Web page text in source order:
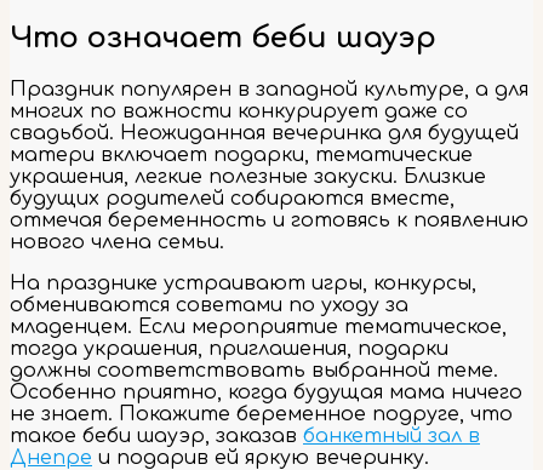
Что означает беби шауэр
Праздник популярен в западной культуре, а для
многих по важности конкурирует даже со
свадьбой. Неожиданная вечеринка для будущей
матери включает подарки, тематические
украшения, легкие полезные закуски. Близкие
будущих родителей собираются вместе,
отмечая беременность и готовясь к появлению
нового члена семьи.
На празднике устраивают игры, конкурсы,
обмениваются советами по уходу за
младенцем. Если мероприятие тематическое,
тогда украшения, приглашения, подарки
должны соответствовать выбранной теме.
Особенно приятно, когда будущая мама ничего
не знает. Покажите беременное подруге, что
такое беби шауэр, заказав банкетный зал в
Днепре и подарив ей яркую вечеринку.